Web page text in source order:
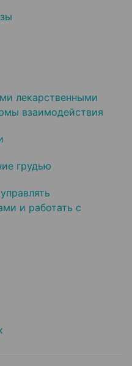
лекарственными
взаимодействия
грудью
и работать с